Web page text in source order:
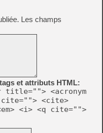
Les champs
et attributs HTML:
<acronym
<cite>
<i> <q cite="">